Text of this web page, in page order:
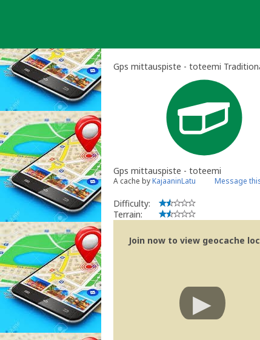
Gps mittauspiste - toteemi
Gps mittauspiste - toteemi
A cache byKajaaninLatu Message
Difficulty:
Terrain:
Join now to view geocache